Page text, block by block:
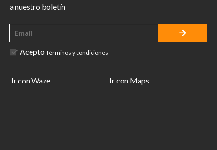
a nuestro boletín
Acepto Términos y condiciones
Ir con Waze Ir con Maps